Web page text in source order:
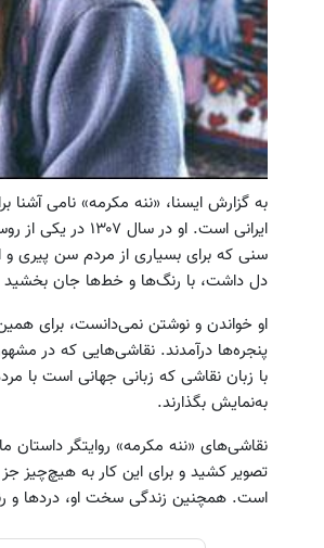
به گزارش ایسنا، «ننه مکرمه» نامی
سنی که برای بسیاری از مردم سن پیری و
دل داشت، با رنگ‌ها و خط‌ها جان بخشید
او خواندن و نوشتن نمی‌دانست، برای
پنجره‌ها درآمدند. نقاشی‌هایی که در
با زبان نقاشی که زبانی جهانی است با
به‌نمایش بگذارند.
نقاشی‌های «ننه مکرمه» روایتگر
تصویر کشید و برای این کار به هیچ‌چیز
است. همچنین زندگی سخت او، دردها و
ثبت درخواست
خرید